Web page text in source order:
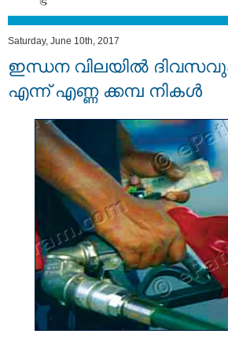
Saturday, June 10th, 2017
ഇന്ധന വിലയില്‍ ദിവസവും
എന്ന് എണ്ണ ക്കമ്പ നികള്‍